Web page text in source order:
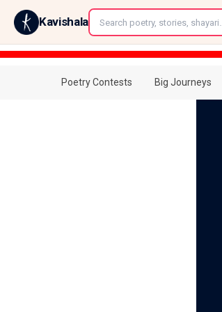
Kavishala
Poetry Contests Big Journeys